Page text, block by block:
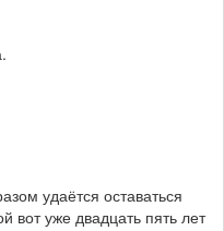
удаётся оставаться
вот уже двадцать пять лет